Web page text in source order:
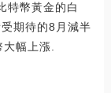
特幣黃金的白
期待的8月減半
大幅上漲.